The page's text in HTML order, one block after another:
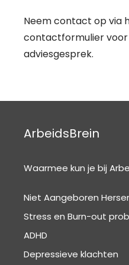
Neem contact op via
contactformulier voor
adviesgesprek.
ArbeidsBrein
Waarmee kun je bij
Niet Aangeboren
Stress en Burn-out
ADHD
Depressieve klachten